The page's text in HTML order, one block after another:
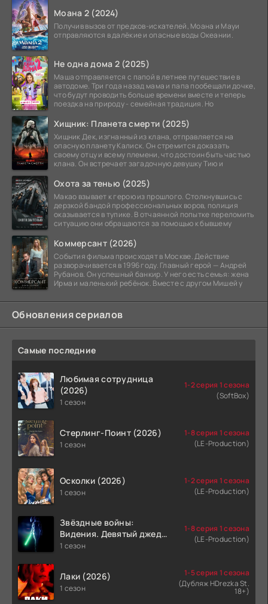
Моана 2 (2024)
Получив вызов от предков-искателей, Моана и Мауи
отправляются в далёкие и опасные воды Океании.
Не одна дома 2 (2025)
Маша отправляется с папой в летнее путешествие в
автодоме. Три года назад мама и папа пообещали дочке,
что будут проводить больше времени вместе и теперь
поездка на природу - семейная традиция. Но
Хищник: Планета смерти (2025)
Хищник Дек, изгнанный из клана, отправляется на
опасную планету Калиск. Он стремится доказать
своему отцу и всему племени, что достоин быть частью
клана. Он встречает загадочную девушку Тию и
Охота за тенью (2025)
Макао взывает к герою из прошлого. Столкнувшись с
дерзкой бандой профессиональных воров, полиция
оказывается в тупике. В отчаянной попытке переломить
ситуацию они обращаются за помощью к бывшему
Коммерсант (2026)
События фильма происходят в Москве. Действие
разворачивается в 1996 году. Главный герой — Андрей
Рубанов. Он успешный банкир. У него есть семья: жена
Ирма и маленький ребёнок. Вместе с другом Мишей у
Обновления сериалов
Самые последние
Любимая сотрудница
(2026)
1 сезон
1-2 серия 1 сезона
(SoftBox)
Стерлинг-Поинт (2026)
1 сезон
1-8 серия 1 сезона
(LE-Production)
Осколки (2026)
1 сезон
1-2 серия 1 сезона
(LE-Production)
Звёздные войны:
Видения. Девятый джедай
(2026)
1 сезон
1-8 серия 1 сезона
(LE-Production)
Лаки (2026)
1 сезон
1-5 серия 1 сезона
(Дубляж HDrezka St.
18+)